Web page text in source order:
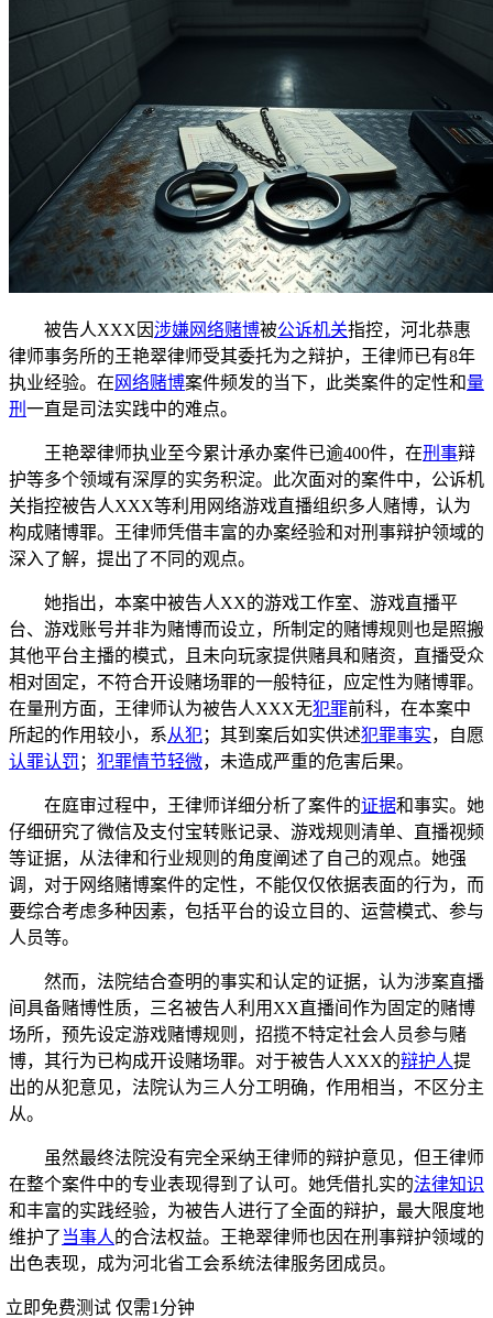
被告人XXX因涉嫌网络赌博被公诉机关指控，河北恭惠
律师事务所的王艳翠律师受其委托为之辩护，王律师已有8年
执业经验。在 网络赌博案件频发的当下，此类案件的定性和量
刑 一直是司法实践中的难点。
王艳翠律师执业至今累计承办案件已逾400件，在刑事辩
护等多个领域有深厚的实务积淀。此次面对的案件中，公诉机
关指控被告人XXX等利用网络游戏直播组织多人赌博，认为
构成赌博罪。王律师凭借丰富的办案经验和对刑事辩护领域的
深入了解，提出了不同的观点。
她指出，本案中被告人XX的游戏工作室、游戏直播平
台、游戏账号并非为赌博而设立，所制定的赌博规则也是照搬
其他平台主播的模式，且未向玩家提供赌具和赌资，直播受众
相对固定，不符合开设赌场罪的一般特征，应定性为赌博罪。
在量刑方面，王律师认为被告人XXX无犯罪前科，在本案中
所起的作用较小，系从犯；其到案后如实供述犯罪事实，自愿
认罪认罚 ； 犯罪情节轻微，未造成严重的危害后果。
在庭审过程中，王律师详细分析了案件的证据和事实。她
仔细研究了微信及支付宝转账记录、游戏规则清单、直播视频
等证据，从法律和行业规则的角度阐述了自己的观点。她强
调，对于网络赌博案件的定性，不能仅仅依据表面的行为，而
要综合考虑多种因素，包括平台的设立目的、运营模式、参与
人员等。
然而，法院结合查明的事实和认定的证据，认为涉案直播
间具备赌博性质，三名被告人利用XX直播间作为固定的赌博
场所，预先设定游戏赌博规则，招揽不特定社会人员参与赌
博，其行为已构成开设赌场罪。对于被告人XXX的辩护人提
出的从犯意见，法院认为三人分工明确，作用相当，不区分主
从。
虽然最终法院没有完全采纳王律师的辩护意见，但王律师
在整个案件中的专业表现得到了认可。她凭借扎实的法律知识
和丰富的实践经验，为被告人进行了全面的辩护，最大限度地
维护了 当事人的合法权益。王艳翠律师也因在刑事辩护领域的
出色表现，成为河北省工会系统法律服务团成员。
立即免费测试 仅需1分钟